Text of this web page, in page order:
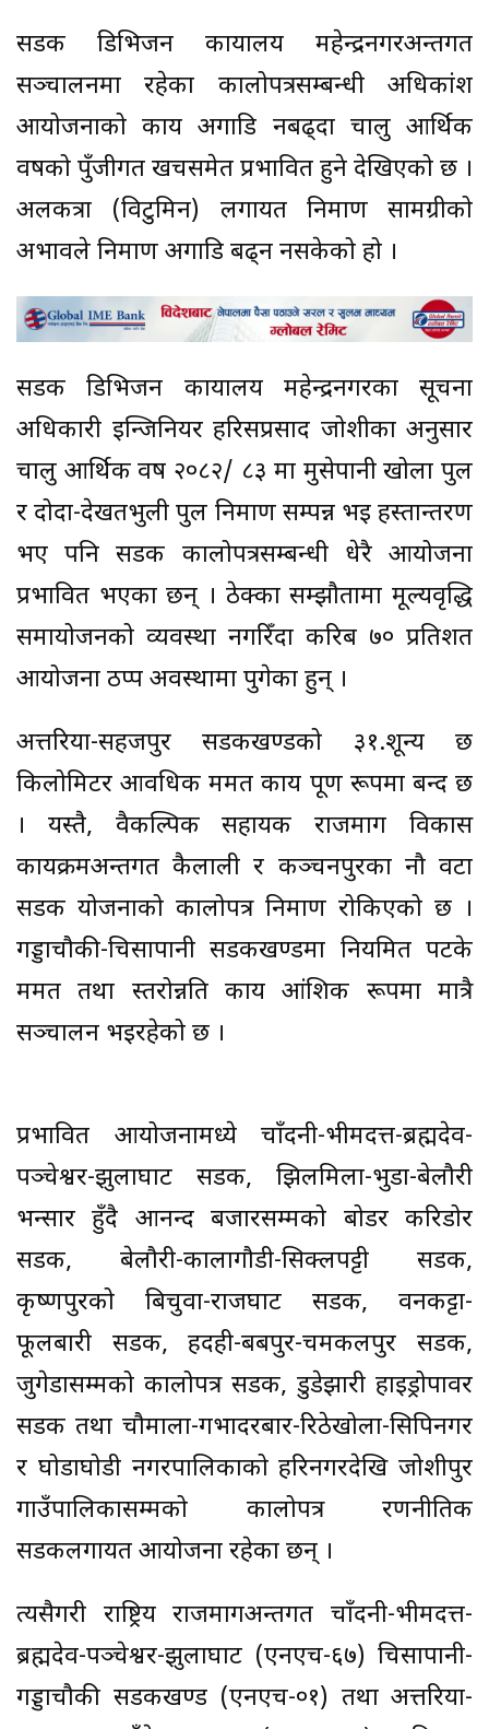
सडक डिभिजन कार्यालय महेन्द्रनगरअन्तर्गत
सञ्चालनमा रहेका कालोपत्रसम्बन्धी अधिकांश
आयोजनाको कार्य अगाडि नबढ्दा चालु आर्थिक
वर्षको पुँजीगत खर्चसमेत प्रभावित हुने देखिएको छ ।
अलकत्रा (विटुमिन) लगायत निर्माण सामग्रीको
अभावले निर्माण अगाडि बढ्न नसकेको हो ।
सडक डिभिजन कार्यालय महेन्द्रनगरका सूचना
अधिकारी इन्जिनियर हरिसप्रसाद जोशीका अनुसार
चालु आर्थिक वर्ष २०८२/ ८३ मा मुसेपानी खोला पुल
र दोदा-देखतभुली पुल निर्माण सम्पन्न भई हस्तान्तरण
भए पनि सडक कालोपत्रसम्बन्धी धेरै आयोजना
प्रभावित भएका छन् । ठेक्का सम्झौतामा मूल्यवृद्धि
समायोजनको व्यवस्था नगरिँदा करिब ७० प्रतिशत
आयोजना ठप्प अवस्थामा पुगेका हुन् ।
अत्तरिया-सहजपुर सडकखण्डको ३१.शून्य छ
किलोमिटर आवधिक मर्मत कार्य पूर्ण रूपमा बन्द छ
। यस्तै, वैकल्पिक सहायक राजमार्ग विकास
कार्यक्रमअन्तर्गत कैलाली र कञ्चनपुरका नौ वटा
सडक योजनाको कालोपत्र निर्माण रोकिएको छ ।
गड्डाचौकी-चिसापानी सडकखण्डमा नियमित पटके
मर्मत तथा स्तरोन्नति कार्य आंशिक रूपमा मात्रै
सञ्चालन भइरहेको छ ।
प्रभावित आयोजनामध्ये चाँदनी-भीमदत्त-ब्रह्मदेव-
पञ्चेश्वर-झुलाघाट सडक, झिलमिला-भुडा-बेलौरी
भन्सार हुँदै आनन्द बजारसम्मको बोर्डर करिडोर
सडक, बेलौरी-कालागौडी-सिक्लपट्टी सडक,
कृष्णपुरको बिचुवा-राजघाट सडक, वनकट्टा-
फूलबारी सडक, हर्दही-बबपुर-चमकलपुर सडक,
जुगेडासम्मको कालोपत्र सडक, डुडेझारी हाइड्रोपावर
सडक तथा चौमाला-गर्भादरबार-रिठेखोला-सिपिनगर
र घोडाघोडी नगरपालिकाको हरिनगरदेखि जोशीपुर
गाउँपालिकासम्मको कालोपत्र रणनीतिक
सडकलगायत आयोजना रहेका छन् ।
त्यसैगरी राष्ट्रिय राजमार्गअन्तर्गत चाँदनी-भीमदत्त-
ब्रह्मदेव-पञ्चेश्वर-झुलाघाट (एनएच-६७) चिसापानी-
गड्डाचौकी सडकखण्ड (एनएच-०१) तथा अत्तरिया-